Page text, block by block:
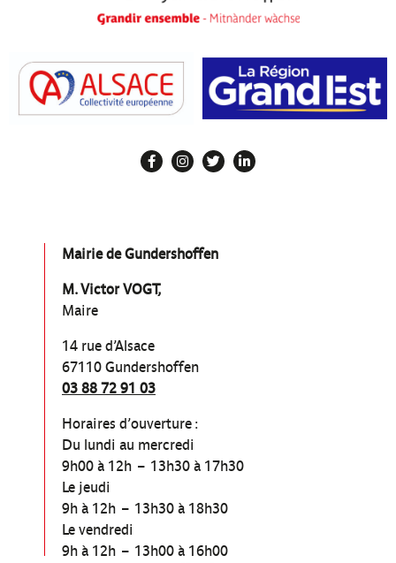
Mairie de Gundershoffen
M. Victor VOGT,
Maire
14 rue d’Alsace
67110 Gundershoffen
03 88 72 91 03
Horaires d’ouverture :
Du lundi au mercredi
9h00 à 12h – 13h30 à 17h30
Le jeudi
9h à 12h – 13h30 à 18h30
Le vendredi
9h à 12h – 13h00 à 16h00